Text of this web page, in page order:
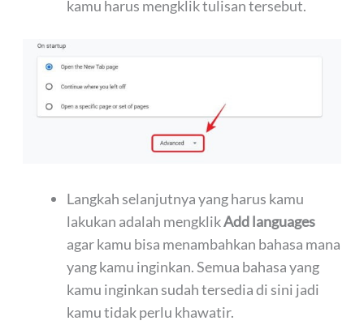
kamu harus mengklik tulisan tersebut.
Langkah selanjutnya yang harus kamu
lakukan adalah mengklikAdd languages
agar kamu bisa menambahkan bahasa mana
yang kamu inginkan. Semua bahasa yang
kamu inginkan sudah tersedia di sini jadi
kamu tidak perlu khawatir.